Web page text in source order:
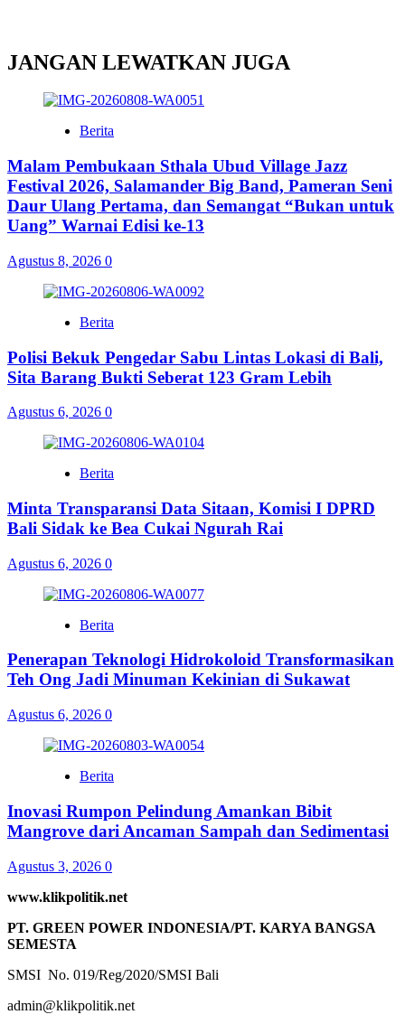
JANGAN LEWATKAN JUGA
Berita
Malam Pembukaan Sthala Ubud Village Jazz
Festival 2026, Salamander Big Band, Pameran Seni
Daur Ulang Pertama, dan Semangat “Bukan untuk
Uang” Warnai Edisi ke-13
Agustus 8, 2026 0
Berita
Polisi Bekuk Pengedar Sabu Lintas Lokasi di Bali,
Sita Barang Bukti Seberat 123 Gram Lebih
Agustus 6, 2026 0
Berita
Minta Transparansi Data Sitaan, Komisi I DPRD
Bali Sidak ke Bea Cukai Ngurah Rai
Agustus 6, 2026 0
Berita
Penerapan Teknologi Hidrokoloid Transformasikan
Teh Ong Jadi Minuman Kekinian di Sukawat
Agustus 6, 2026 0
Berita
Inovasi Rumpon Pelindung Amankan Bibit
Mangrove dari Ancaman Sampah dan Sedimentasi
Agustus 3, 2026 0
www.klikpolitik.net
PT. GREEN POWER INDONESIA/PT. KARYA BANGSA
SEMESTA
SMSI No. 019/Reg/2020/SMSI Bali
admin@klikpolitik.net